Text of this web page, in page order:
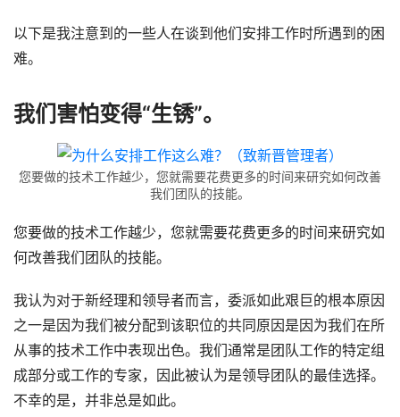
以下是我注意到的一些人在谈到他们安排工作时所遇到的困
难。
我们害怕变得“生锈”。
您要做的技术工作越少，您就需要花费更多的时间来研究如何改善
我们团队的技能。
您要做的技术工作越少，您就需要花费更多的时间来研究如
何改善我们团队的技能。
我认为对于新经理和领导者而言，委派如此艰巨的根本原因
之一是因为我们被分配到该职位的共同原因是因为我们在所
从事的技术工作中表现出色。我们通常是团队工作的特定组
成部分或工作的专家，因此被认为是领导团队的最佳选择。
不幸的是，并非总是如此。